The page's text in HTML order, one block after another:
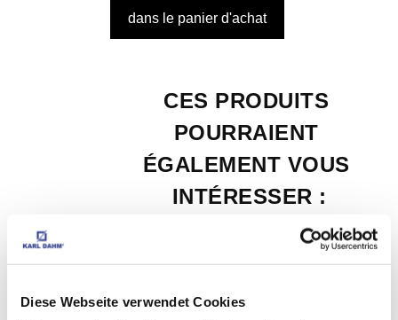
Diese Webseite verwendet Cookies
CES PRODUITS
POURRAIENT
ÉGALEMENT VOUS
INTÉRESSER :